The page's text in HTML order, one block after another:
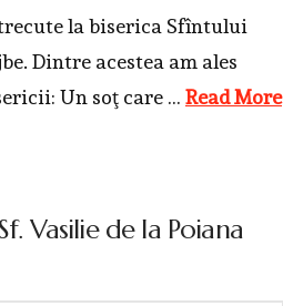
la biserica Sfîntului
Dintre acestea am ales
Un soţ care … Read More
Vasilie de la Poiana